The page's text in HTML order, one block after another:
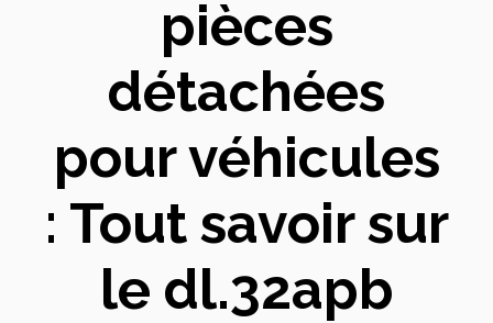
pièces
détachées
pour véhicules
: Tout savoir sur
le dl.32apb